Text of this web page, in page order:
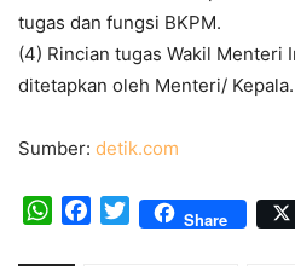
tugas dan fungsi BKPM.
(4) Rincian tugas Wakil Menteri
ditetapkan oleh Menteri/ Kepala.
Sumber: detik.com
WhatsAppFacebook
TwitterShare